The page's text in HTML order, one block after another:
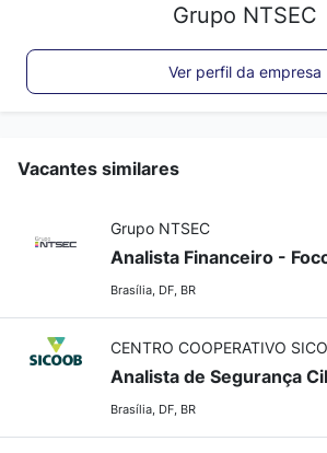
Grupo NTSEC
Ver perfil da empresa
Vacantes similares
Grupo NTSEC
Analista Financeiro -
Brasília, DF, BR
CENTRO COOPERATIVO
Brasília, DF, BR